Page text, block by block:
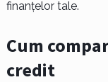
finanțelor tale.
Cum
credit